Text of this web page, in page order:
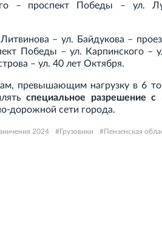
– проспект Победы – ул.
Литвинова – ул.
Байдукова –
Победы – ул. Карпинского –
– ул. 40 лет Октября.
превышающим нагрузку в 6
специальное разрешение с
дорожной сети города.
2024 Грузовики Пензенская